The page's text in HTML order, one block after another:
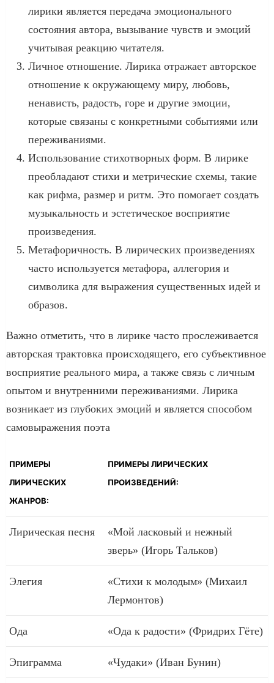
лирики является передача эмоционального
состояния автора, вызывание чувств и эмоций
учитывая реакцию читателя.
Личное отношение. Лирика отражает авторское
отношение к окружающему миру, любовь,
ненависть, радость, горе и другие эмоции,
которые связаны с конкретными событиями или
переживаниями.
Использование стихотворных форм. В лирике
преобладают стихи и метрические схемы, такие
как рифма, размер и ритм. Это помогает создать
музыкальность и эстетическое восприятие
произведения.
Метафоричность. В лирических произведениях
часто используется метафора, аллегория и
символика для выражения существенных идей и
образов.
Важно отметить, что в лирике часто прослеживается
авторская трактовка происходящего, его субъективное
восприятие реального мира, а также связь с личным
опытом и внутренними переживаниями. Лирика
возникает из глубоких эмоций и является способом
самовыражения поэта
ПРИМЕРЫ
ЛИРИЧЕСКИХ
ЖАНРОВ:
ПРИМЕРЫ ЛИРИЧЕСКИХ
ПРОИЗВЕДЕНИЙ:
Лирическая песня
«Мой ласковый и нежный
зверь» (Игорь Тальков)
Элегия
«Стихи к молодым» (Михаил
Лермонтов)
Ода «Ода к радости» (Фридрих Гёте)
Эпиграмма «Чудаки» (Иван Бунин)